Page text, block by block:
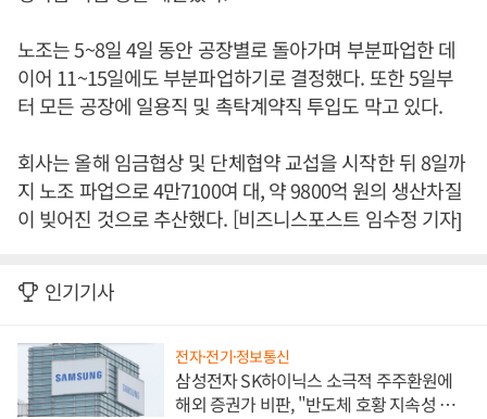
노조는 5~8일 4일 동안 공장별로 돌아가며 부분파업한 데
이어 11~15일에도 부분파업하기로 결정했다. 또한 5일부
터 모든 공장에 일용직 및 촉탁계약직 투입도 막고 있다.
회사는 올해 임금협상 및 단체협약 교섭을 시작한 뒤 8일까
지 노조 파업으로 4만7100여 대, 약 9800억 원의 생산차질
이 빚어진 것으로 추산했다. [비즈니스포스트 임수정 기자]
인기기사
전자·전기·정보통신
삼성전자 SK하이닉스 소극적 주주환원에
해외 증권가 비판, "반도체 호황 지속성 의